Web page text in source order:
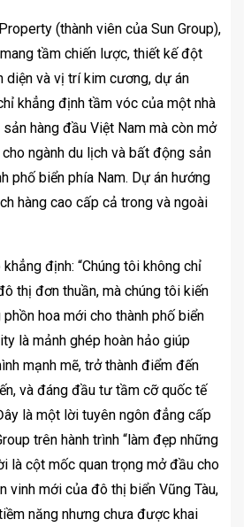
(thành viên của Sun Group),
tầm chiến lược, thiết kế đột
diện và vị trí kim cương, dự án
khẳng định tầm vóc của một nhà
hàng đầu Việt Nam mà còn mở
ngành du lịch và bất động sản
phố biển phía Nam. Dự án hướng
hàng cao cấp cả trong và ngoài
định: “Chúng tôi không chỉ
thị đơn thuần, mà chúng tôi kiến
hoa mới cho thành phố biển
là mảnh ghép hoàn hảo giúp
mạnh mẽ, trở thành điểm đến
và đáng đầu tư tầm cỡ quốc tế
là một lời tuyên ngôn đẳng cấp
trên hành trình “làm đẹp những
là cột mốc quan trọng mở đầu cho
vinh mới của đô thị biển Vũng Tàu,
năng nhưng chưa được khai